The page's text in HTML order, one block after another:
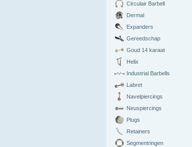
Circulair Barbell
Dermal
Expanders
Gereedschap
Goud 14 karaat
Helix
Industrial Barbells
Labret
Navelpiercings
Neuspiercings
Plugs
Retainers
Segmentringen